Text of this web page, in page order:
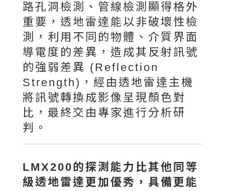
路孔洞檢測、管線檢測顯得格外
重要，透地雷達能以非破壞性檢
測，利用不同的物體、介質界面
導電度的差異，造成其反射訊號
的強弱差異 (Reflection
Strength)，經由透地雷達主機
將訊號轉換成影像呈現顏色對
比，最終交由專家進行分析研
判。
LMX200的探測能力比其他同等
級透地雷達更加優秀，具備更能